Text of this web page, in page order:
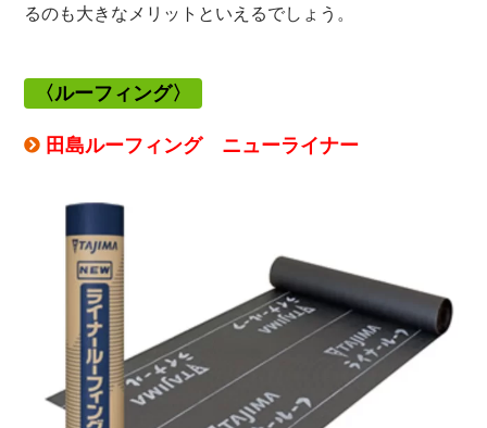
るのも大きなメリットといえるでしょう。
〈ルーフィング〉
田島ルーフィング ニューライナー